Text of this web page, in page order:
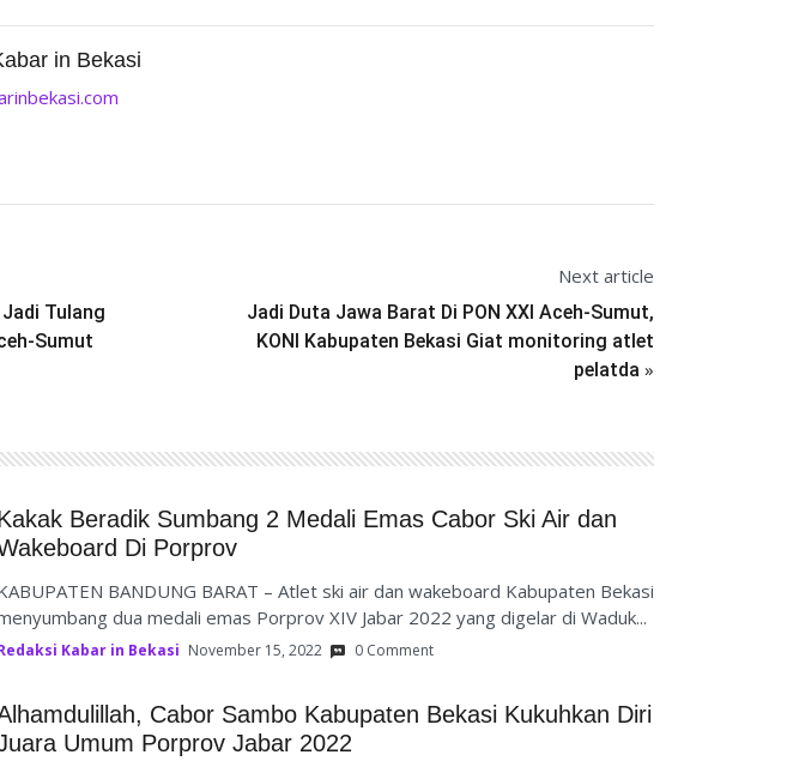
in Bekasi
Tulang
Sumut
Next article
Jadi Duta Jawa Barat Di PON XXI Aceh-Sumut,
KONI Kabupaten Bekasi Giat monitoring atlet
pelatda »
Beradik Sumbang 2 Medali Emas Cabor Ski Air dan
Di Porprov
BANDUNG BARAT – Atlet ski air dan wakeboard Kabupaten Bekasi
dua medali emas Porprov XIV Jabar 2022 yang digelar di Waduk...
Kabar in Bekasi November 15, 2022 0 Comment
Cabor Sambo Kabupaten Bekasi Kukuhkan Diri
Umum Porprov Jabar 2022